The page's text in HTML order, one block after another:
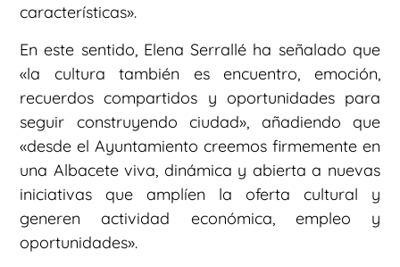
características».
En este sentido, Elena Serrallé ha señalado que
«la cultura también es encuentro, emoción,
recuerdos compartidos y oportunidades para
seguir construyendo ciudad», añadiendo que
«desde el Ayuntamiento creemos firmemente en
una Albacete viva, dinámica y abierta a nuevas
iniciativas que amplíen la oferta cultural y
generen actividad económica, empleo y
oportunidades».